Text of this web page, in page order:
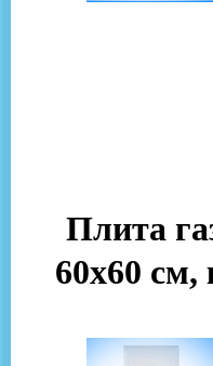
Плита
60х60